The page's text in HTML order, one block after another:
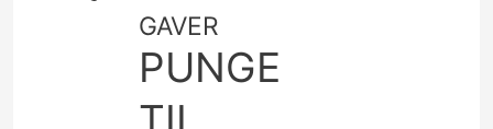
flere
varianter.
Mulighederne
kan
GAVER
PUNGE